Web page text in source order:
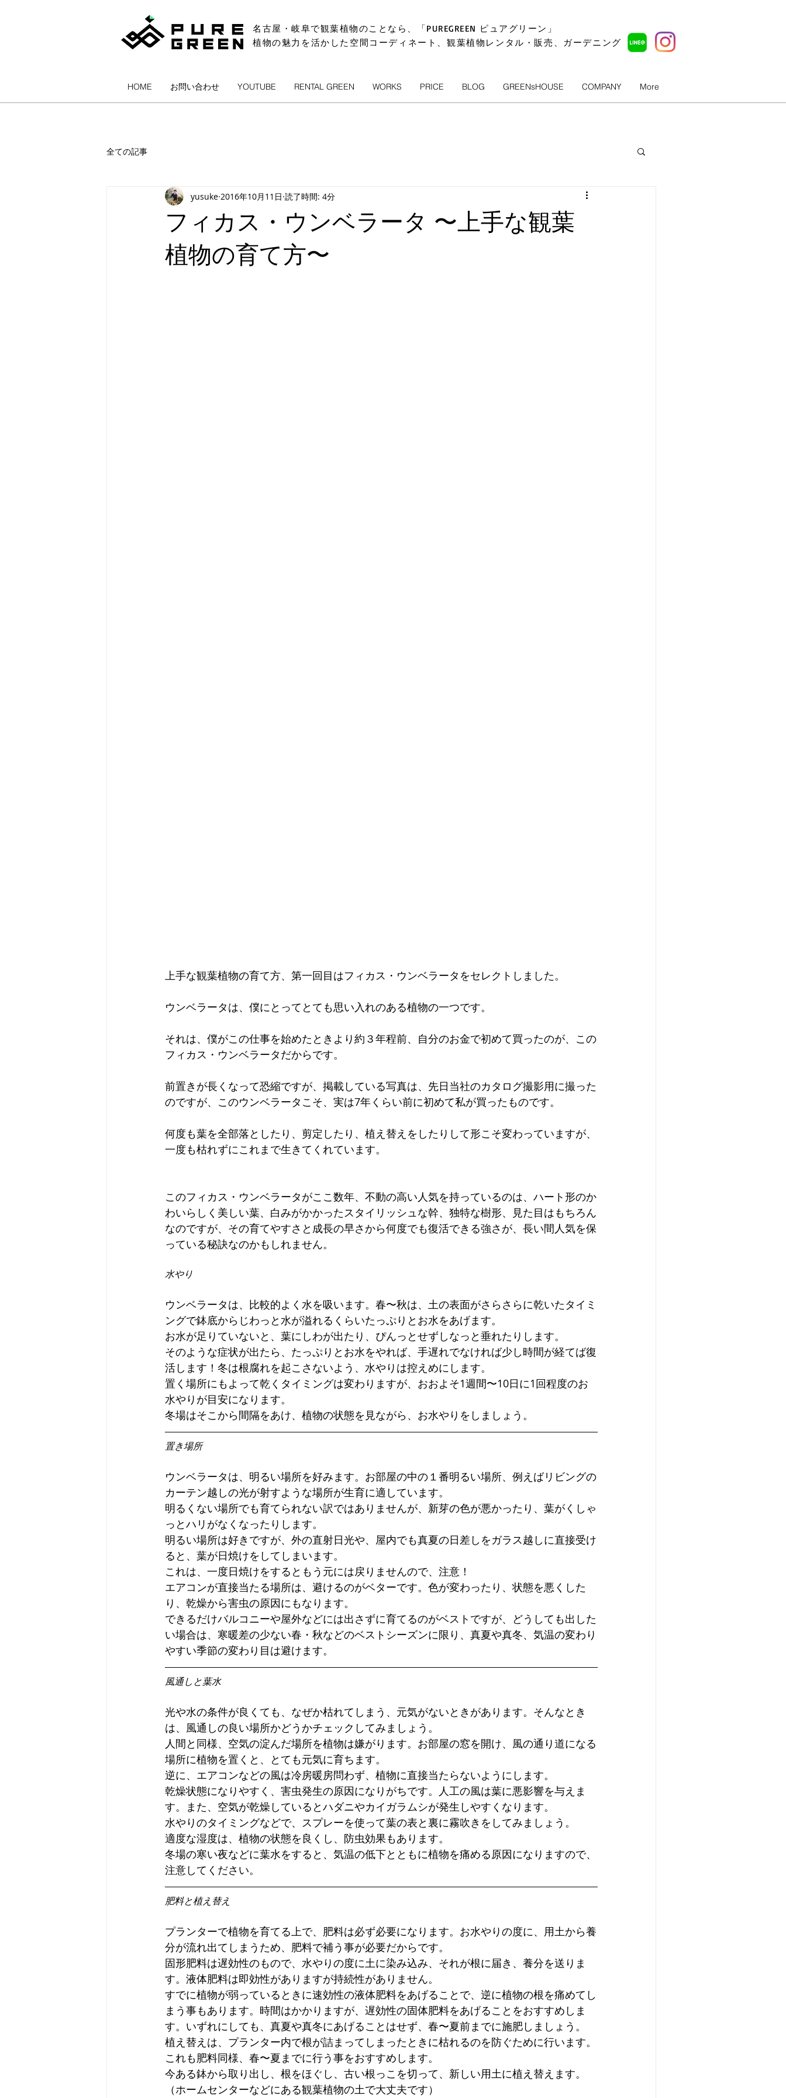
名古屋・岐阜で観葉植物のことなら、「PUREGREEN ピュアグリーン」
植物の魅力を活かした空間コーディネート、観葉植物レンタル・販売、ガーデニング
HOME お問い合わせ YOUTUBE RENTAL GREEN WORKS PRICE BLOG GREENsHOUSE COMPANY More
全ての記事
フィカス・ウンベラータ 〜上手な観葉
植物の育て方〜
yusuke 2016年10月11日 読了時間: 4分
上手な観葉植物の育て方、第一回目はフィカス・ウンベラータをセレクトしました。
ウンベラータは、僕にとってとても思い入れのある植物の一つです。
それは、僕がこの仕事を始めたときより約３年程前、自分のお金で初めて買ったのが、この
フィカス・ウンベラータだからです。
前置きが長くなって恐縮ですが、掲載している写真は、先日当社のカタログ撮影用に撮った
のですが、このウンベラータこそ、実は7年くらい前に初めて私が買ったものです。
何度も葉を全部落としたり、剪定したり、植え替えをしたりして形こそ変わっていますが、
一度も枯れずにこれまで生きてくれています。
このフィカス・ウンベラータがここ数年、不動の高い人気を持っているのは、ハート形のか
わいらしく美しい葉、白みがかかったスタイリッシュな幹、独特な樹形、見た目はもちろん
なのですが、その育てやすさと成長の早さから何度でも復活できる強さが、長い間人気を保
っている秘訣なのかもしれません。
水やり
ウンベラータは、比較的よく水を吸います。春〜秋は、土の表面がさらさらに乾いたタイミ
ングで鉢底からじわっと水が溢れるくらいたっぷりとお水をあげます。
お水が足りていないと、葉にしわが出たり、ぴんっとせずしなっと垂れたりします。
そのような症状が出たら、たっぷりとお水をやれば、手遅れでなければ少し時間が経てば復
活します！冬は根腐れを起こさないよう、水やりは控えめにします。
置く場所にもよって乾くタイミングは変わりますが、おおよそ1週間〜10日に1回程度のお
水やりが目安になります。
冬場はそこから間隔をあけ、植物の状態を見ながら、お水やりをしましょう。
置き場所
ウンベラータは、明るい場所を好みます。お部屋の中の１番明るい場所、例えばリビングの
カーテン越しの光が射すような場所が生育に適しています。
明るくない場所でも育てられない訳ではありませんが、新芽の色が悪かったり、葉がくしゃ
っとハリがなくなったりします。
明るい場所は好きですが、外の直射日光や、屋内でも真夏の日差しをガラス越しに直接受け
ると、葉が日焼けをしてしまいます。
これは、一度日焼けをするともう元には戻りませんので、注意！
エアコンが直接当たる場所は、避けるのがベターです。色が変わったり、状態を悪くした
り、乾燥から害虫の原因にもなります。
できるだけバルコニーや屋外などには出さずに育てるのがベストですが、どうしても出した
い場合は、寒暖差の少ない春・秋などのベストシーズンに限り、真夏や真冬、気温の変わり
やすい季節の変わり目は避けます。
風通しと葉水
光や水の条件が良くても、なぜか枯れてしまう、元気がないときがあります。そんなとき
は、風通しの良い場所かどうかチェックしてみましょう。
人間と同様、空気の淀んだ場所を植物は嫌がります。お部屋の窓を開け、風の通り道になる
場所に植物を置くと、とても元気に育ちます。
逆に、エアコンなどの風は冷房暖房問わず、植物に直接当たらないようにします。
乾燥状態になりやすく、害虫発生の原因になりがちです。人工の風は葉に悪影響を与えま
す。また、空気が乾燥しているとハダニやカイガラムシが発生しやすくなります。
水やりのタイミングなどで、スプレーを使って葉の表と裏に霧吹きをしてみましょう。
適度な湿度は、植物の状態を良くし、防虫効果もあります。
冬場の寒い夜などに葉水をすると、気温の低下とともに植物を痛める原因になりますので、
注意してください。
肥料と植え替え
プランターで植物を育てる上で、肥料は必ず必要になります。お水やりの度に、用土から養
分が流れ出てしまうため、肥料で補う事が必要だからです。
固形肥料は遅効性のもので、水やりの度に土に染み込み、それが根に届き、養分を送りま
す。液体肥料は即効性がありますが持続性がありません。
すでに植物が弱っているときに速効性の液体肥料をあげることで、逆に植物の根を痛めてし
まう事もあります。時間はかかりますが、遅効性の固体肥料をあげることをおすすめしま
す。いずれにしても、真夏や真冬にあげることはせず、春〜夏前までに施肥しましょう。
植え替えは、プランター内で根が詰まってしまったときに枯れるのを防ぐために行います。
これも肥料同様、春〜夏までに行う事をおすすめします。
今ある鉢から取り出し、根をほぐし、古い根っこを切って、新しい用土に植え替えます。
（ホームセンターなどにある観葉植物の土で大丈夫です）